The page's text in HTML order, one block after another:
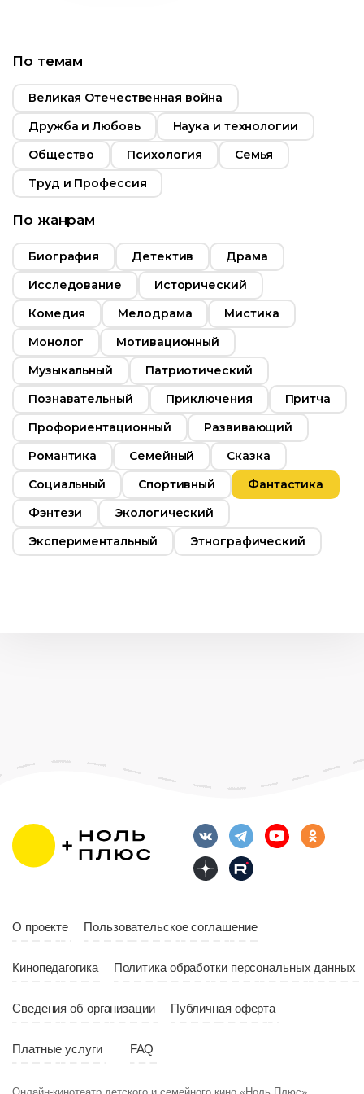
Страна Россия
2015
По темам
Великая Отечественная война
Дружба и Любовь
Наука и технологии
Общество
Психология
Семья
Труд и Профессия
По жанрам
Биография Детектив
Драма
Исследование
Исторический
Комедия
Мелодрама
Мистика
Монолог
Мотивационный
Музыкальный
Патриотический
Познавательный
Приключения
Притча
Профориентационный
Развивающий
Романтика
Семейный
Сказка
Социальный
Спортивный
Фантастика
Фэнтези
Экологический
Экспериментальный
Этнографический
О проекте Пользовательское соглашение
Кинопедагогика Политика обработки персональных данных
Сведения об организации Публичная оферта
Платные услуги FAQ